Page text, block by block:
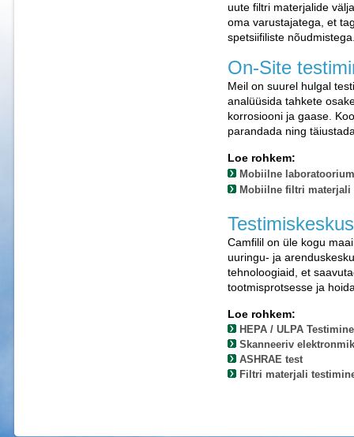
uute filtri materjalide
oma varustajatega, et
spetsiifiliste
On-Site
Meil on suurel hulgal
analüüsida tahkete
korrosiooni ja gaase.
parandada ning
Loe rohkem:
Mobiilne laboratoorium
Mobiilne filtri materjali
Camfilil on üle kogu
uuringu- ja
tehnoloogiaid, et
tootmisprotsesse ja
Loe rohkem:
HEPA / ULPA Testimine
Skanneeriv
ASHRAE test
Filtri materjali